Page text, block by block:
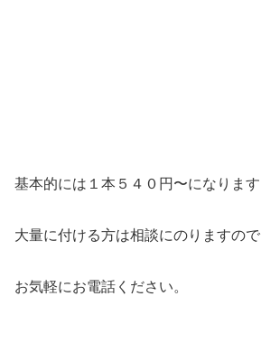
基本的には１本５４０円〜になります
大量に付ける方は相談にのりますので
お気軽にお電話ください。